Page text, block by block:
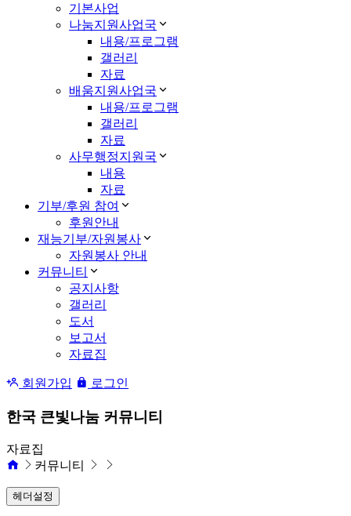
기본사업
나눔지원사업국
내용/프로그램
갤러리
자료
배움지원사업국
내용/프로그램
갤러리
자료
사무행정지원국
내용
자료
기부/후원 참여
후원안내
재능기부/자원봉사
자원봉사 안내
커뮤니티
공지사항
갤러리
도서
보고서
자료집
회원가입 로그인
한국 큰빛나눔 커뮤니티
자료집
커뮤니티
헤더설정